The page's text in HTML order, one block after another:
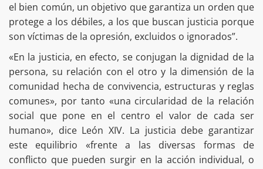
el bien común, un objetivo que garantiza un orden que
protege a los débiles, a los que buscan justicia porque
son víctimas de la opresión, excluidos o ignorados”.
«En la justicia, en efecto, se conjugan la dignidad de la
persona, su relación con el otro y la dimensión de la
comunidad hecha de convivencia, estructuras y reglas
comunes», por tanto «una circularidad de la relación
social que pone en el centro el valor de cada ser
humano», dice León XIV. La justicia debe garantizar
este equilibrio «frente a las diversas formas de
conflicto que pueden surgir en la acción individual, o